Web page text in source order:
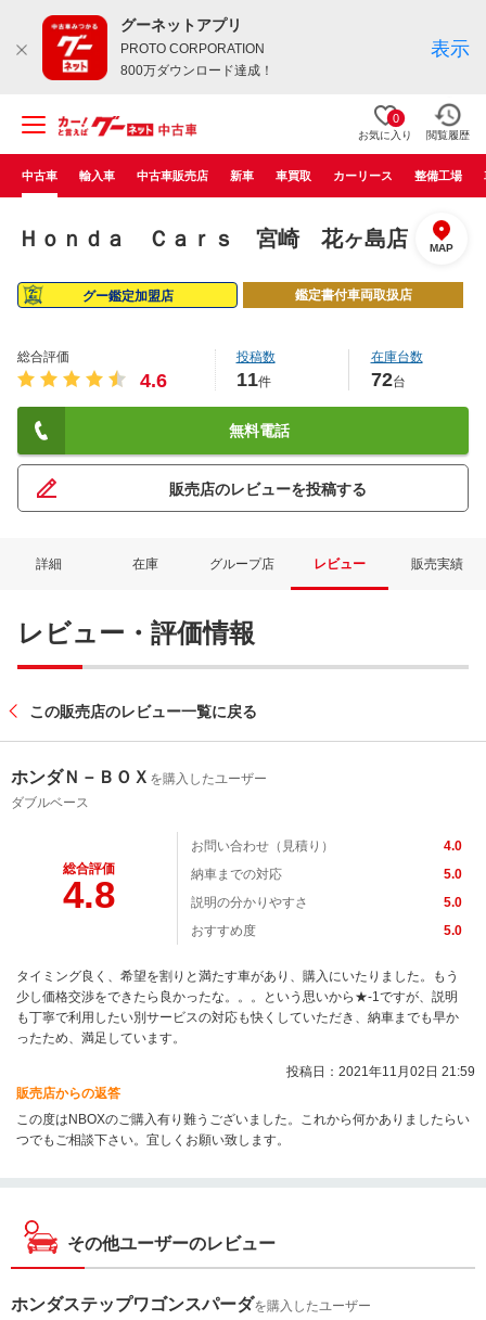
グーネットアプリ
PROTO CORPORATION
800万ダウンロード達成！
表示
0
お気に入り 閲覧履歴
中古車 輸入車 中古車販売店 新車 車買取 カーリース 整備工場
Ｈｏｎｄａ Ｃａｒｓ 宮崎 花ヶ島店 MAP
グー鑑定加盟店 鑑定書付車両取扱店
総合評価
4.6
投稿数
11件
在庫台数
72台
無料電話
販売店のレビューを投稿する
詳細 在庫 グループ店 レビュー 販売実績
レビュー・評価情報
この販売店のレビュー一覧に戻る
ホンダＮ－ＢＯＸ を購入したユーザー
ダブルベース
総合評価
4.8
お問い合わせ（見積り）
4.0
納車までの対応
5.0
説明の分かりやすさ
5.0
おすすめ度
5.0
タイミング良く、希望を割りと満たす車があり、購入にいたりました。もう
少し価格交渉をできたら良かったな。。。という思いから★-1ですが、説明
も丁寧で利用したい別サービスの対応も快くしていただき、納車までも早か
ったため、満足しています。
投稿日：2021年11月02日 21:59
販売店からの返答
この度はNBOXのご購入有り難うございました。これから何かありましたらい
つでもご相談下さい。宜しくお願い致します。
その他ユーザーのレビュー
ホンダステップワゴンスパーダを購入したユーザー